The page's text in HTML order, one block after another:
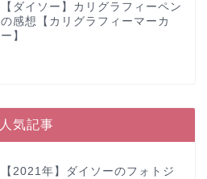
【ダイソー】カリグラフィーペン
の感想【カリグラフィーマーカ
ー】
人気記事
【2021年】ダイソーのフォトジ